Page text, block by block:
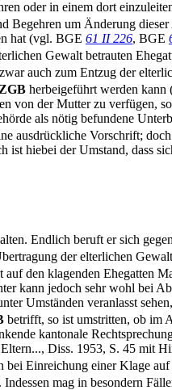
oder in einem dort
Begehren um Änderung
hat (vgl. BGE 61 II 226, BGE
Gewalt betrauten
auch zum Entzug der
ZGB herbeigeführt werden kann
der Mutter zu verfügen,
als nötig befundene
ausdrückliche Vorschrift;
ist hiebei der Umstand, dass
Endlich beruft er sich
der elterlichen
den klagenden Ehegatten
kann jedoch sehr wohl bei
Umständen veranlasst
betrifft, so ist umstritten, ob im
kantonale
Diss. 1953, S. 45 mit
Einreichung einer Klage
Indessen mag in besondern